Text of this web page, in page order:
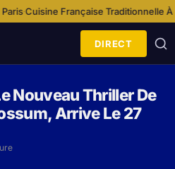
À Disneyland Paris·
DIRECT
Nouveau Thriller De
Arrive Le 27